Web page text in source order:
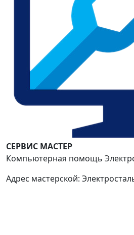
СЕРВИС МАСТЕР
Компьютерная помощь
Адрес мастерской: